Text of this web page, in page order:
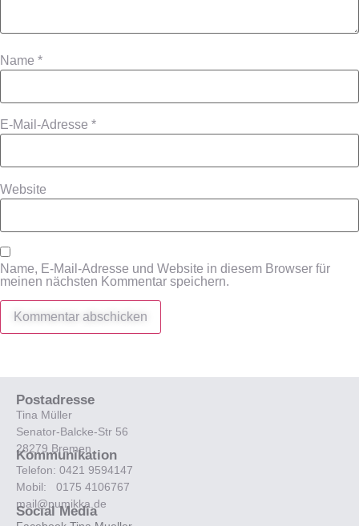
Name *
E-Mail-Adresse *
Website
Name, E-Mail-Adresse und Website in diesem Browser für
meinen nächsten Kommentar speichern.
Postadresse
Tina Müller
Senator-Balcke-Str 56
28279 Bremen
Kommunikation
Telefon: 0421 9594147
Mobil: 0175 4106767
mail@pumikka.de
Social Media